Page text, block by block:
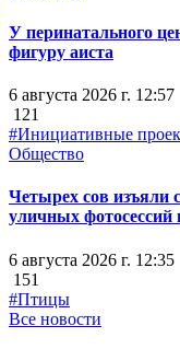
У перинатального
фигуру аиста
6 августа 2026 г. 12:57
121
#Инициативные
Общество
Четырех сов изъяли
уличных фотосессий
6 августа 2026 г. 12:35
151
#Птицы
Все новости